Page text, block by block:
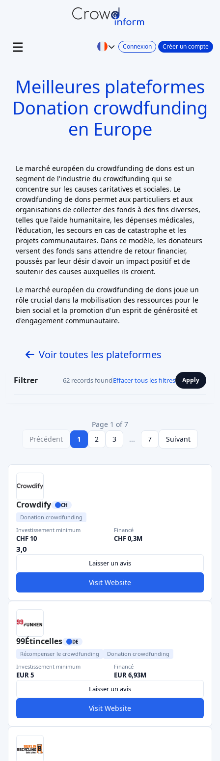
Connexion Créer un compte
Meilleures plateformes
Donation crowdfunding
en Europe
Le marché européen du crowdfunding de dons est un
segment de l'industrie du crowdfunding qui se
concentre sur les causes caritatives et sociales. Le
crowdfunding de dons permet aux particuliers et aux
organisations de collecter des fonds à des fins diverses,
telles que l'aide humanitaire, les dépenses médicales,
l'éducation, les secours en cas de catastrophe et les
projets communautaires. Dans ce modèle, les donateurs
versent des fonds sans attendre de retour financier,
poussés par leur désir d'avoir un impact positif et de
soutenir des causes auxquelles ils croient.
Le marché européen du crowdfunding de dons joue un
rôle crucial dans la mobilisation des ressources pour le
bien social et la promotion d'un esprit de générosité et
d'engagement communautaire.
Voir toutes les plateformes
Filtrer 62 records foundEffacer tous les filtres Apply
Page 1 of 7
Précédent
1 2 3 ... 7 Suivant
Crowdify CH
Donation crowdfunding
Investissement minimum
CHF 10
Financé
CHF 0,3M
3,0
Laisser un avis
Visit Website
99Étincelles DE
Récompenser le crowdfunding
Donation crowdfunding
Investissement minimum
EUR 5
Financé
EUR 6,93M
Laisser un avis
Visit Website